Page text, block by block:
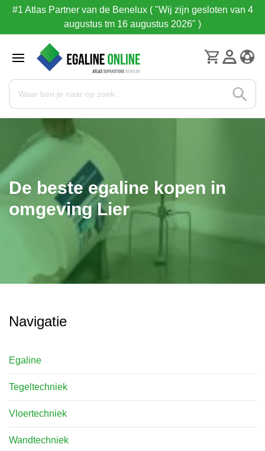
#1 Atlas Partner van de Benelux ( "Wij zijn gesloten van 4
augustus tm 16 augustus 2026" )
De beste egaline kopen in
omgeving Lier
Navigatie
Egaline
Tegeltechniek
Vloertechniek
Wandtechniek